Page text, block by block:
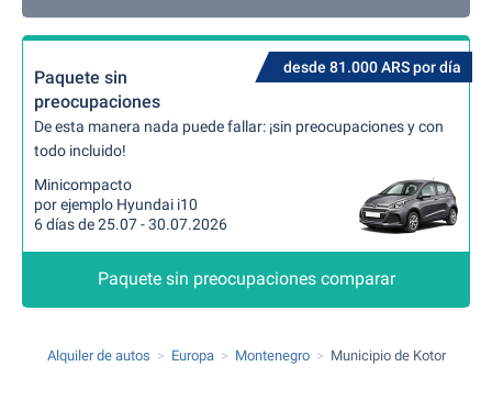
desde 81.000 ARS por día
Paquete sin
preocupaciones
De esta manera nada puede fallar: ¡sin preocupaciones y con
todo incluido!
Minicompacto
por ejemplo Hyundai i10
6 días de 25.07 - 30.07.2026
Paquete sin preocupaciones comparar
Alquiler de autos Europa Montenegro Municipio de Kotor